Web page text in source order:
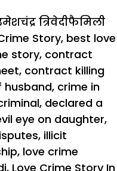
त्रिवेदीफैमिली
Story, best love
story, contract
, contract killing
husband, crime in
, declared a
eye on daughter,
, illicit
, love crime
, Love Crime Story In